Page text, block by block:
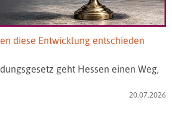
diese Entwicklung entschieden
geht Hessen einen Weg,
20.07.2026